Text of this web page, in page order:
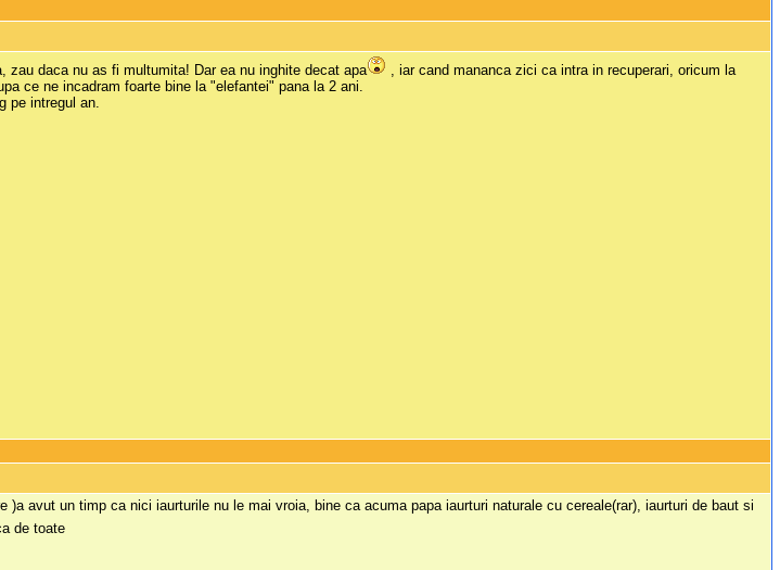
zau daca nu as fi multumita! Dar ea nu inghite decat apa
, iar cand mananca zici ca intra in recuperari, oricum la
ce ne incadram foarte bine la "elefantei" pana la 2 ani.
pe intregul an.
avut un timp ca nici iaurturile nu le mai vroia, bine ca acuma papa iaurturi naturale cu cereale(rar), iaurturi de baut si
de toate